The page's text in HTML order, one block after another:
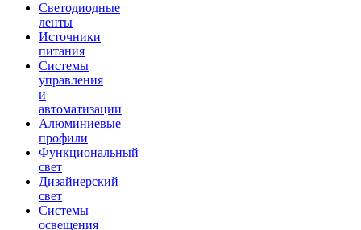
Светодиодные
ленты
Источники
питания
Системы
управления
и
автоматизации
Алюминиевые
профили
Функциональный
свет
Дизайнерский
свет
Системы
освещения